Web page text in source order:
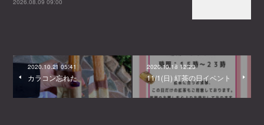
2026.08.09 09:00
2020.10.21 05:41
カラコン忘れた
2020.10.18 12:23
11/1(日) 紅茶の日イベント